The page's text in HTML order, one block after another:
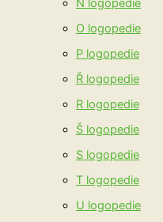
N logopedie
O logopedie
P logopedie
Ř logopedie
R logopedie
Š logopedie
S logopedie
T logopedie
U logopedie